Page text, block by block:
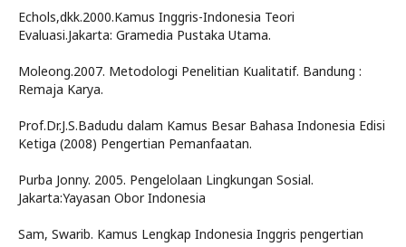
Echols,dkk.2000.Kamus Inggris-Indonesia Teori
Evaluasi.Jakarta: Gramedia Pustaka Utama.
Moleong.2007. Metodologi Penelitian Kualitatif. Bandung :
Remaja Karya.
Prof.Dr.J.S.Badudu dalam Kamus Besar Bahasa Indonesia Edisi
Ketiga (2008) Pengertian Pemanfaatan.
Purba Jonny. 2005. Pengelolaan Lingkungan Sosial.
Jakarta:Yayasan Obor Indonesia
Sam, Swarib. Kamus Lengkap Indonesia Inggris pengertian